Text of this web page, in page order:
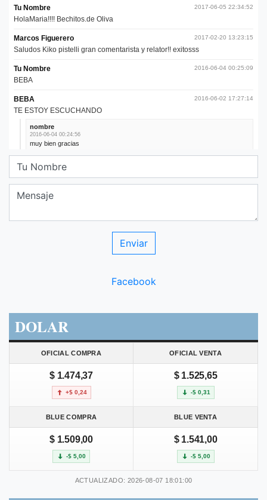
Facebook
DOLAR
OFICIAL COMPRA OFICIAL VENTA
$ 1.474,37
+$ 0,24
$ 1.525,65
-$ 0,31
BLUE COMPRA BLUE VENTA
$ 1.509,00
-$ 5,00
$ 1.541,00
-$ 5,00
ACTUALIZADO: 2026-08-07 18:01:00